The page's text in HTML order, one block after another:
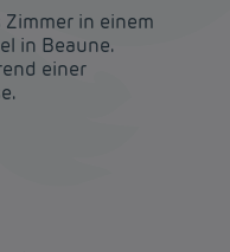
in einem
in Beaune.
einer